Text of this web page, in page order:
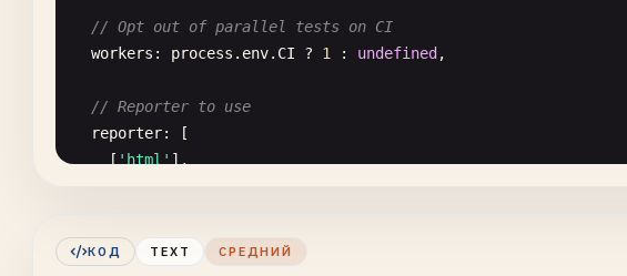
// Opt out of parallel tests on CI
workers : process . env. CI ? 1 : undefined ,
// Reporter to use
reporter: [
    [
'html' ],
    [
'allure-playwright']
  ],
КОД TEXT СРЕДНИЙ